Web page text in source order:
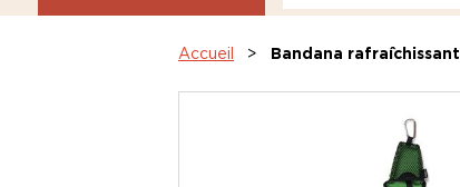
Accueil Bandana rafraîchissant